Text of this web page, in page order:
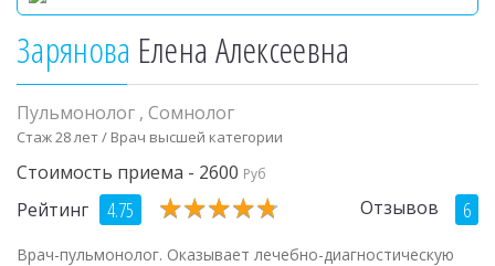
Зарянова Елена Алексеевна
Пульмонолог , Сомнолог
Стаж 28 лет / Врач высшей категории
Стоимость приема - 2600 Руб
Рейтинг 4.75 ★★★★★
★★★★★ Отзывов 6
Врач-пульмонолог. Оказывает лечебно-диагностическую